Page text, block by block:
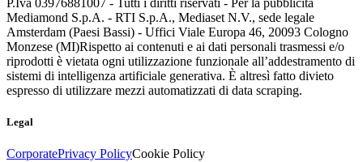
Mediamond S.p.A. - RTI S.p.A., Mediaset N.V., sede legale
Amsterdam (Paesi Bassi) - Uffici Viale Europa 46, 20093 Cologno
Monzese (MI)Rispetto ai contenuti e ai dati personali trasmessi e/o
riprodotti è vietata ogni utilizzazione funzionale all’addestramento di
sistemi di intelligenza artificiale generativa. È altresì fatto divieto
espresso di utilizzare mezzi automatizzati di data scraping.
Legal
CorporatePrivacy PolicyCookie Policy